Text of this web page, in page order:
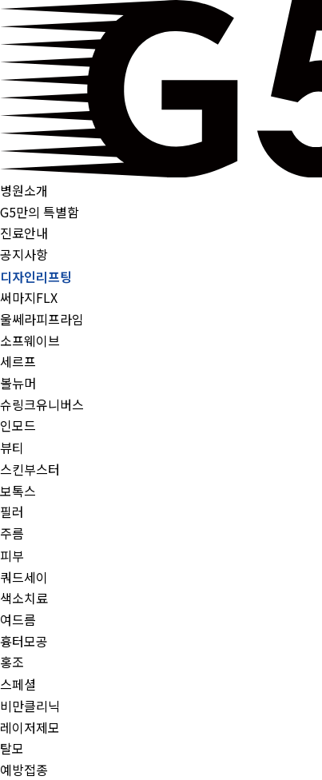
병원소개
G5만의 특별함
진료안내
공지사항
디자인리프팅
써마지FLX
울쎄라피프라임
소프웨이브
세르프
볼뉴머
슈링크유니버스
인모드
뷰티
스킨부스터
보톡스
필러
주름
피부
쿼드세이
색소치료
여드름
흉터모공
홍조
스페셜
비만클리닉
레이저제모
탈모
예방접종